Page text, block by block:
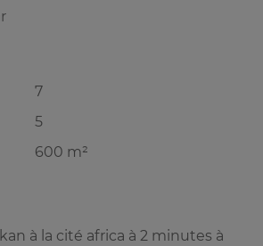
7
5
600 m²
à la cité africa à 2 minutes à